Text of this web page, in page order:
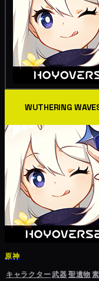
WUTHERING
原神
キャラクター武器聖遺物